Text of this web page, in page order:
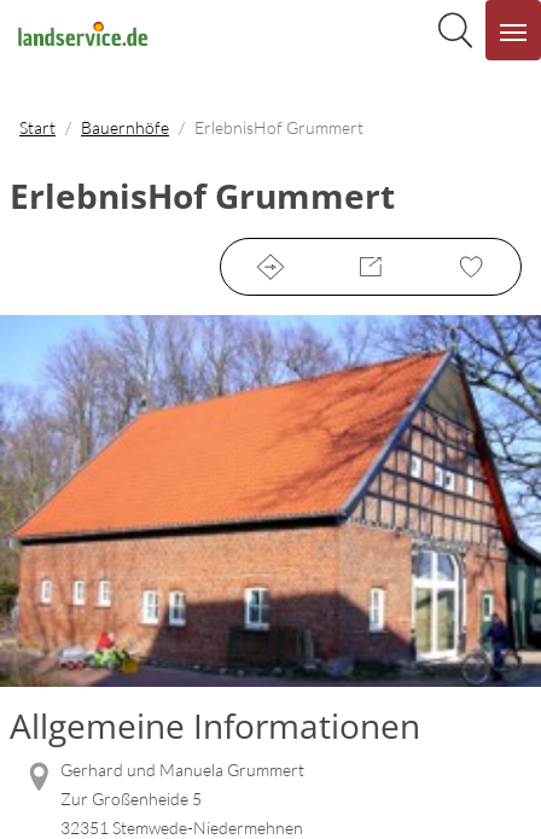
Start Bauernhöfe ErlebnisHof Grummert
ErlebnisHof Grummert
Allgemeine Informationen
Gerhard und Manuela Grummert
Zur Großenheide 5
32351 Stemwede-Niedermehnen